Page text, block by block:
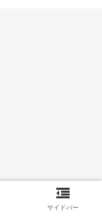
サイドバー